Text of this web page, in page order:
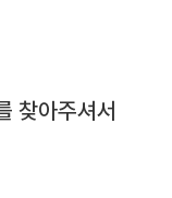
찾아주셔서